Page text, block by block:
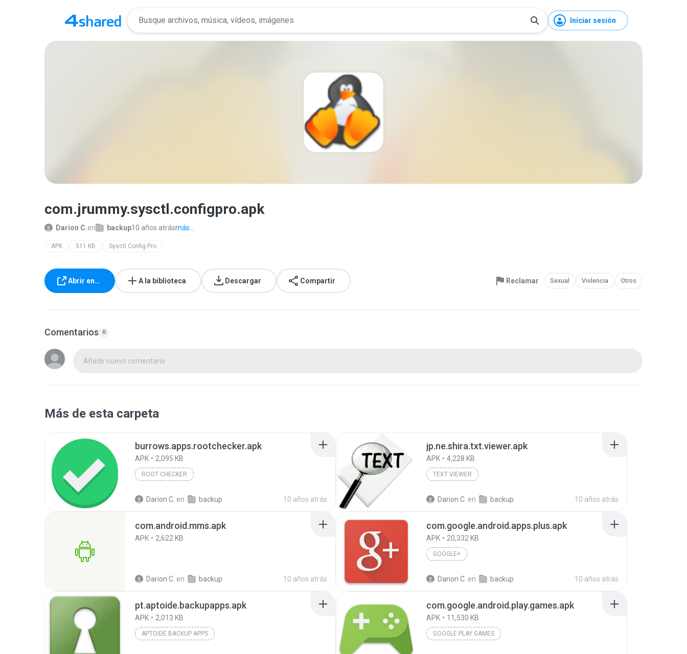
Iniciar sesión
com.jrummy.sysctl.configpro.apk
Darion C.en backup10 años atrásmás...
APK 511 KB Sysctl Config Pro
Abrir en… A la biblioteca Descargar Compartir Reclamar Sexual Violencia Otros
Comentarios 0
Añadir nuevo comentario
Más de esta carpeta
burrows.apps.rootchecker.apk
APK 2,095 KB
ROOT CHECKER
Darion C. en backup 10 años atrás
jp.ne.shira.txt.viewer.apk
APK 4,228 KB
TEXT VIEWER
Darion C. en backup 10 años atrás
com.android.mms.apk
APK 2,622 KB
Darion C. en backup 10 años atrás
com.google.android.apps.plus.apk
APK 20,332 KB
GOOGLE+
Darion C. en backup 10 años atrás
pt.aptoide.backupapps.apk
APK 2,013 KB
APTOIDE BACKUP APPS
com.google.android.play.games.apk
APK 11,530 KB
GOOGLE PLAY GAMES